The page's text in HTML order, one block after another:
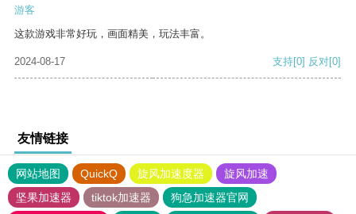
游客
这款游戏非常好玩，画面精美，玩法丰富。
2024-08-17 支持[0] 反对[0]
友情链接
网站地图 QuickQ 旋风加速度器
旋风加速
坚果加速器
tiktok加速器
狗急加速器官网